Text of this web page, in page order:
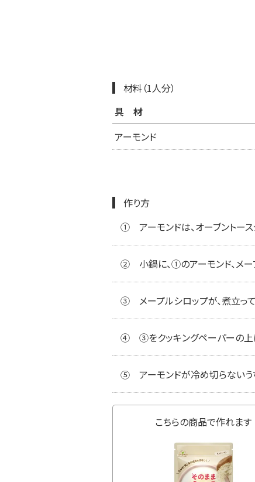
材料（1人分）
具材
アーモンド
作り方
①
アーモンドは、オーブントー
② 小鍋に、①のアーモンド、メ
③ メープルシロップが、煮立
④ ③をクッキングペーパーの上
⑤ アーモンドが冷め切らないう
こちらの商品で作れます